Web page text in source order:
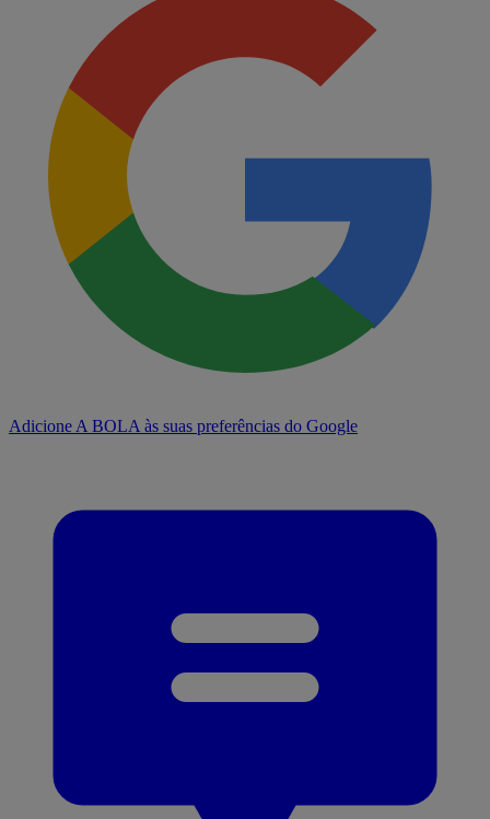
Adicione A BOLA às suas preferências do Google